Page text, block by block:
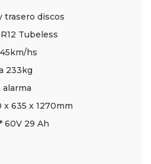
trasero discos
Tubeless
hs
233kg
635 x 1270mm
60V 29 Ah